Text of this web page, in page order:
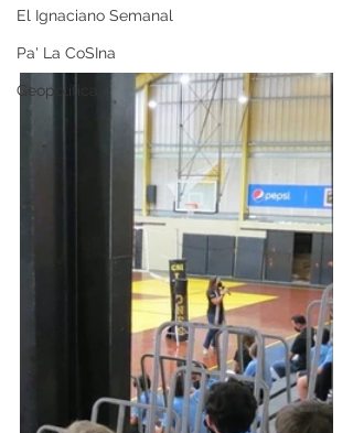
El Ignaciano Semanal
Pa' La CoSIna
Geopolítica